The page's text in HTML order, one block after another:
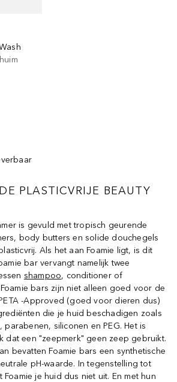
PLASTICVRIJE BEAUTY
is gevuld met tropisch geurende
body butters en solide douchegels
Als het aan Foamie ligt, is dit
bar vervangt namelijk twee
shampoo, conditioner of
bars zijn niet alleen goed voor de
-Approved (goed voor dieren dus)
die je huid beschadigen zoals
parabenen, siliconen en PEG. Het is
dat een "zeepmerk" geen zeep gebruikt.
bevatten Foamie bars een synthetische
pH-waarde. In tegenstelling tot
je huid dus niet uit. En met hun